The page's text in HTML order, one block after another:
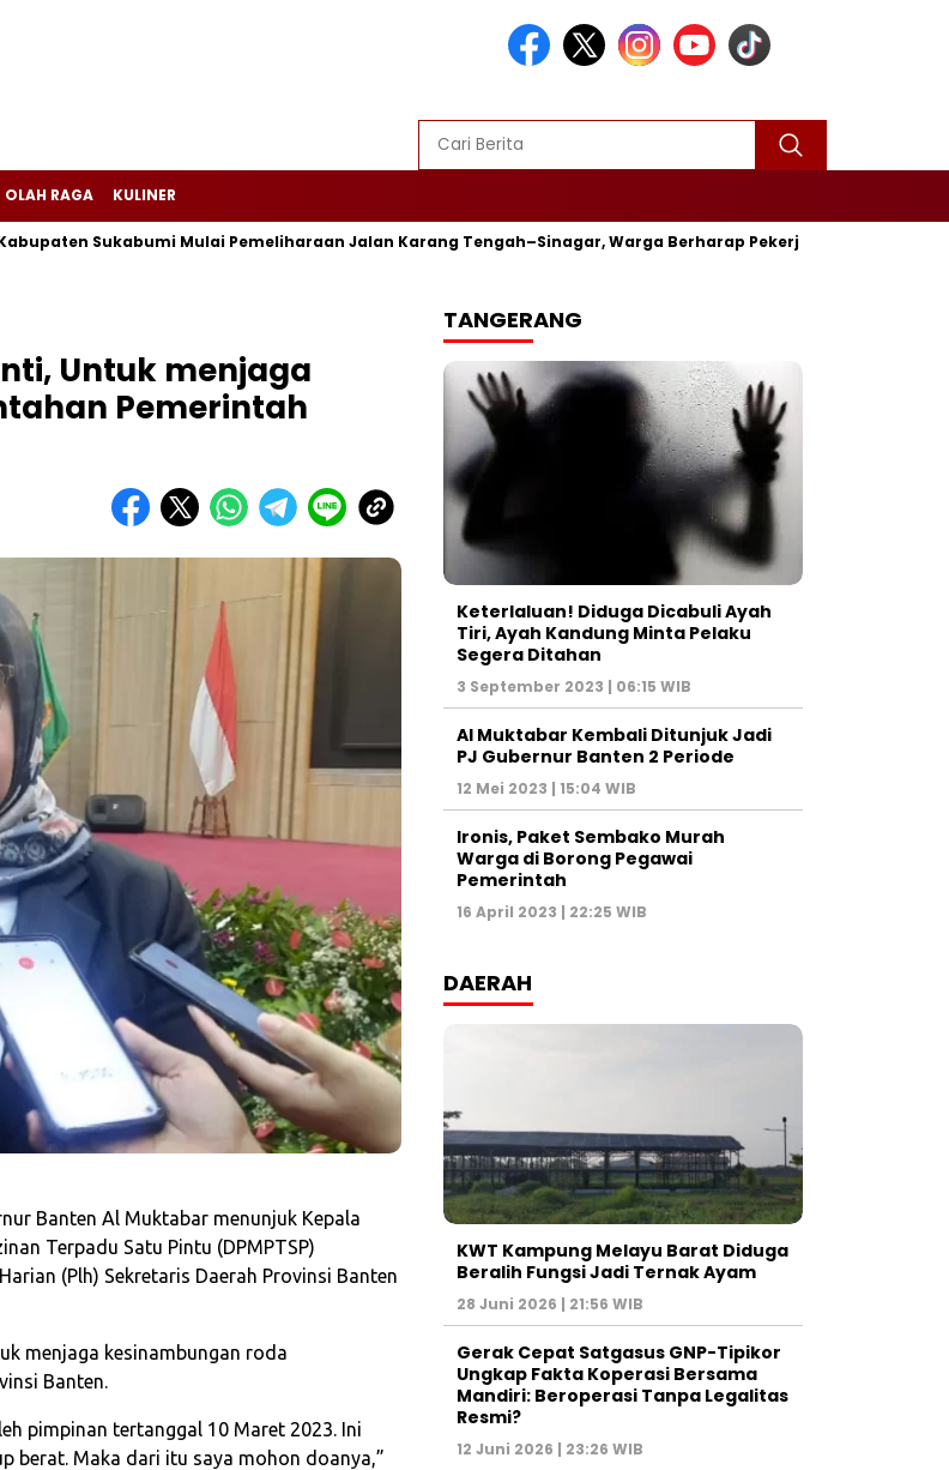
OLAH RAGA KULINER
Sukabumi Mulai Pemeliharaan Jalan Karang Tengah–Sinagar, Warga Berharap Pekerjaan Tepat Waktu
Untuk menjaga
Pemerintah
Banten Al Muktabar menunjuk Kepala
Terpadu Satu Pintu (DPMPTSP)
(Plh) Sekretaris Daerah Provinsi Banten
menjaga kesinambungan roda
Banten.
pimpinan tertanggal 10 Maret 2023. Ini
berat. Maka dari itu saya mohon doanya,”
TANGERANG
Keterlaluan! Diduga Dicabuli Ayah
Tiri, Ayah Kandung Minta Pelaku
Segera Ditahan
3 September 2023 | 06:15 WIB
Al Muktabar Kembali Ditunjuk Jadi
PJ Gubernur Banten 2 Periode
12 Mei 2023 | 15:04 WIB
Ironis, Paket Sembako Murah
Warga di Borong Pegawai
Pemerintah
16 April 2023 | 22:25 WIB
DAERAH
KWT Kampung Melayu Barat Diduga
Beralih Fungsi Jadi Ternak Ayam
28 Juni 2026 | 21:56 WIB
Gerak Cepat Satgasus GNP-Tipikor
Ungkap Fakta Koperasi Bersama
Mandiri: Beroperasi Tanpa Legalitas
Resmi?
12 Juni 2026 | 23:26 WIB